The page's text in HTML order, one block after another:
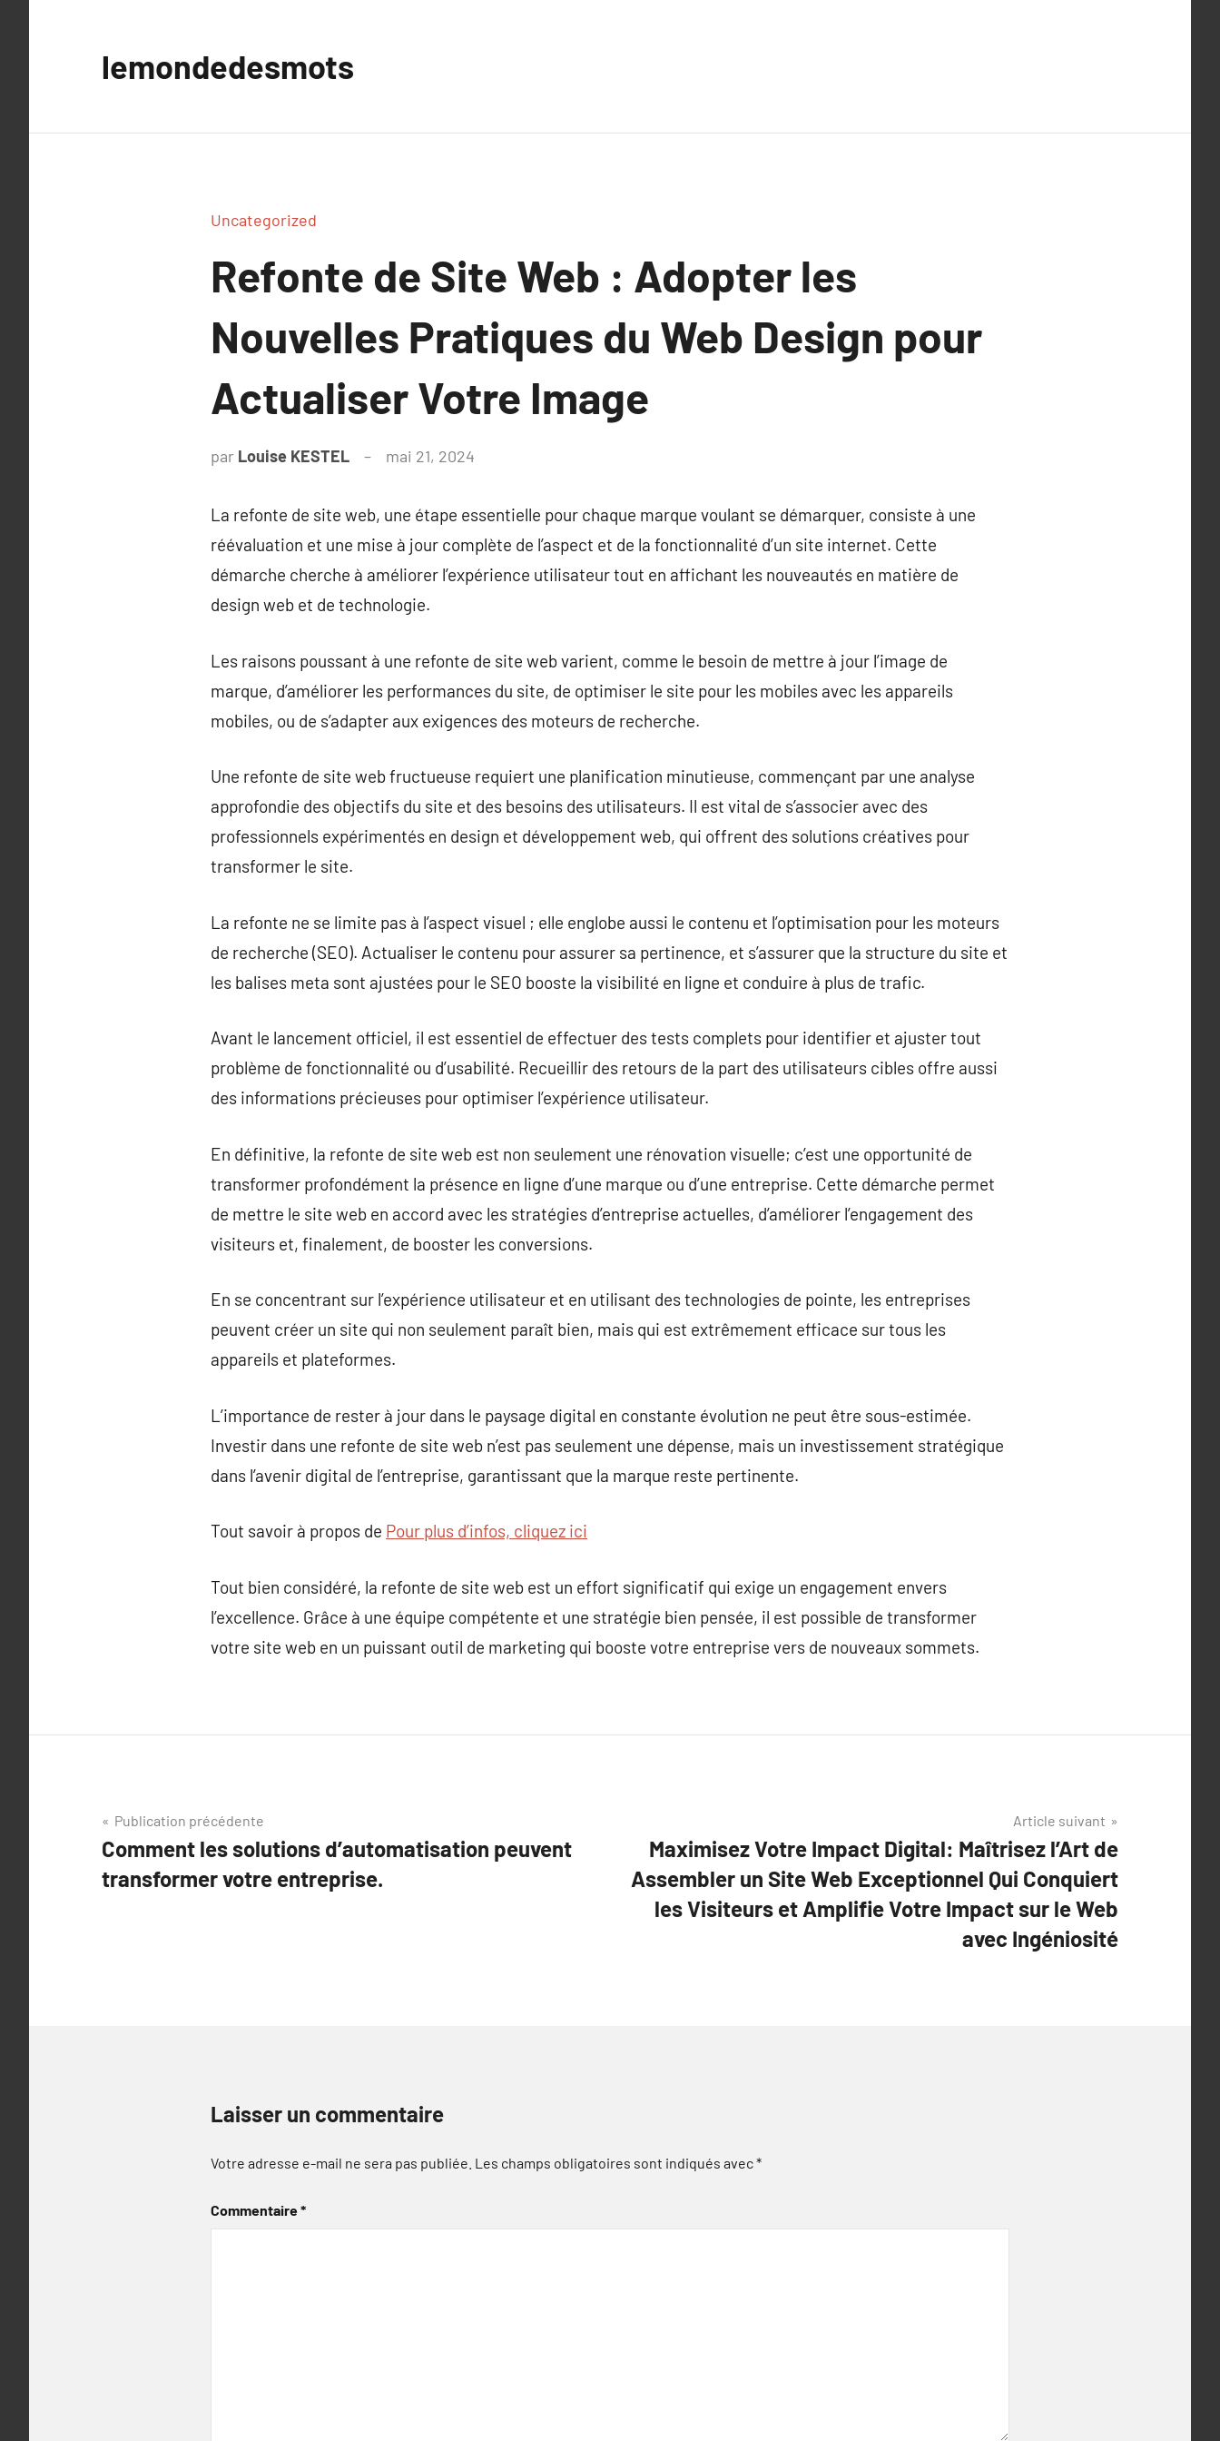
lemondedesmots
Uncategorized
Refonte de Site Web : Adopter les
Nouvelles Pratiques du Web Design pour
Actualiser Votre Image
par Louise KESTEL mai 21, 2024
La refonte de site web, une étape essentielle pour chaque marque voulant se démarquer, consiste à une
réévaluation et une mise à jour complète de l’aspect et de la fonctionnalité d’un site internet. Cette
démarche cherche à améliorer l’expérience utilisateur tout en affichant les nouveautés en matière de
design web et de technologie.
Les raisons poussant à une refonte de site web varient, comme le besoin de mettre à jour l’image de
marque, d’améliorer les performances du site, de optimiser le site pour les mobiles avec les appareils
mobiles, ou de s’adapter aux exigences des moteurs de recherche.
Une refonte de site web fructueuse requiert une planification minutieuse, commençant par une analyse
approfondie des objectifs du site et des besoins des utilisateurs. Il est vital de s’associer avec des
professionnels expérimentés en design et développement web, qui offrent des solutions créatives pour
transformer le site.
La refonte ne se limite pas à l’aspect visuel ; elle englobe aussi le contenu et l’optimisation pour les moteurs
de recherche (SEO). Actualiser le contenu pour assurer sa pertinence, et s’assurer que la structure du site et
les balises meta sont ajustées pour le SEO booste la visibilité en ligne et conduire à plus de trafic.
Avant le lancement officiel, il est essentiel de effectuer des tests complets pour identifier et ajuster tout
problème de fonctionnalité ou d’usabilité. Recueillir des retours de la part des utilisateurs cibles offre aussi
des informations précieuses pour optimiser l’expérience utilisateur.
En définitive, la refonte de site web est non seulement une rénovation visuelle; c’est une opportunité de
transformer profondément la présence en ligne d’une marque ou d’une entreprise. Cette démarche permet
de mettre le site web en accord avec les stratégies d’entreprise actuelles, d’améliorer l’engagement des
visiteurs et, finalement, de booster les conversions.
En se concentrant sur l’expérience utilisateur et en utilisant des technologies de pointe, les entreprises
peuvent créer un site qui non seulement paraît bien, mais qui est extrêmement efficace sur tous les
appareils et plateformes.
L’importance de rester à jour dans le paysage digital en constante évolution ne peut être sous-estimée.
Investir dans une refonte de site web n’est pas seulement une dépense, mais un investissement stratégique
dans l’avenir digital de l’entreprise, garantissant que la marque reste pertinente.
Tout savoir à propos de Pour plus d’infos, cliquez ici
Tout bien considéré, la refonte de site web est un effort significatif qui exige un engagement envers
l’excellence. Grâce à une équipe compétente et une stratégie bien pensée, il est possible de transformer
votre site web en un puissant outil de marketing qui booste votre entreprise vers de nouveaux sommets.
Navigation
de
l’article
Publication précédente
Comment les solutions d’automatisation peuvent
transformer votre entreprise.
Article suivant
Maximisez Votre Impact Digital: Maîtrisez l’Art de
Assembler un Site Web Exceptionnel Qui Conquiert
les Visiteurs et Amplifie Votre Impact sur le Web
avec Ingéniosité
Laisser un commentaire
Votre adresse e-mail ne sera pas publiée. Les champs obligatoires sont indiqués avec*
Commentaire*